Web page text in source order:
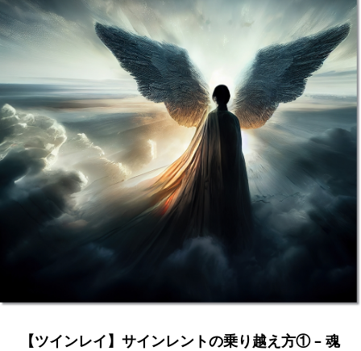
【ツインレイ】サインレントの乗り越え方① – 魂